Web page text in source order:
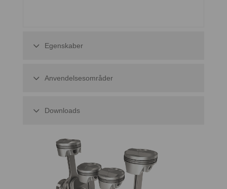
Egenskaber
Anvendelsesområder
Downloads